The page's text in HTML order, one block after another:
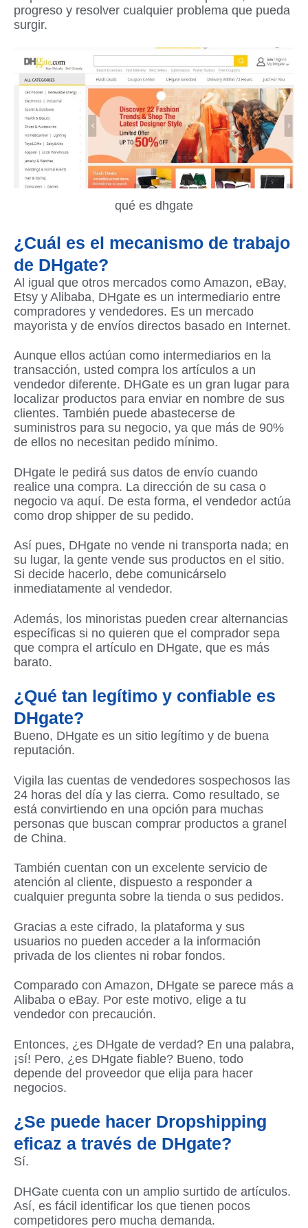
progreso y resolver cualquier problema que pueda
surgir.
qué es dhgate
¿Cuál es el mecanismo de trabajo
de DHgate?
Al igual que otros mercados como Amazon, eBay,
Etsy y Alibaba, DHgate es un intermediario entre
compradores y vendedores. Es un mercado
mayorista y de envíos directos basado en Internet.
Aunque ellos actúan como intermediarios en la
transacción, usted compra los artículos a un
vendedor diferente. DHGate es un gran lugar para
localizar productos para enviar en nombre de sus
clientes. También puede abastecerse de
suministros para su negocio, ya que más de 90%
de ellos no necesitan pedido mínimo.
DHgate le pedirá sus datos de envío cuando
realice una compra. La dirección de su casa o
negocio va aquí. De esta forma, el vendedor actúa
como drop shipper de su pedido.
Así pues, DHgate no vende ni transporta nada; en
su lugar, la gente vende sus productos en el sitio.
Si decide hacerlo, debe comunicárselo
inmediatamente al vendedor.
Además, los minoristas pueden crear alternancias
específicas si no quieren que el comprador sepa
que compra el artículo en DHgate, que es más
barato.
¿Qué tan legítimo y confiable es
DHgate?
Bueno, DHgate es un sitio legítimo y de buena
reputación.
Vigila las cuentas de vendedores sospechosos las
24 horas del día y las cierra. Como resultado, se
está convirtiendo en una opción para muchas
personas que buscan comprar productos a granel
de China.
También cuentan con un excelente servicio de
atención al cliente, dispuesto a responder a
cualquier pregunta sobre la tienda o sus pedidos.
Gracias a este cifrado, la plataforma y sus
usuarios no pueden acceder a la información
privada de los clientes ni robar fondos.
Comparado con Amazon, DHgate se parece más a
Alibaba o eBay. Por este motivo, elige a tu
vendedor con precaución.
Entonces, ¿es DHgate de verdad? En una palabra,
¡sí! Pero, ¿es DHgate fiable? Bueno, todo
depende del proveedor que elija para hacer
negocios.
¿Se puede hacer Dropshipping
eficaz a través de DHgate?
Sí.
DHGate cuenta con un amplio surtido de artículos.
Así, es fácil identificar los que tienen pocos
competidores pero mucha demanda.